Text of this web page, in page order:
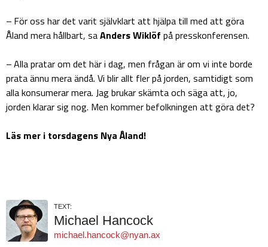
– För oss har det varit självklart att hjälpa till med att göra
Åland mera hållbart, saAnders Wiklöf på presskonferensen.
– Alla pratar om det här i dag, men frågan är om vi inte borde
prata ännu mera ändå. Vi blir allt fler på jorden, samtidigt som
alla konsumerar mera. Jag brukar skämta och säga att, jo,
jorden klarar sig nog. Men kommer befolkningen att göra det?
Läs mer i torsdagens Nya Åland!
TEXT:
Michael Hancock
michael.hancock@nyan.ax